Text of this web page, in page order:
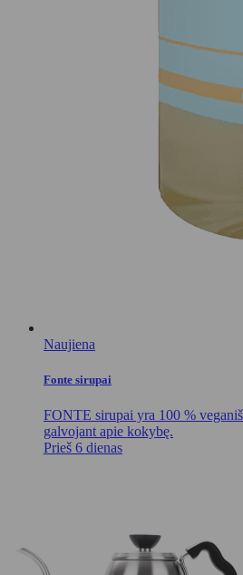
Naujiena
Fonte sirupai
FONTE sirupai yra 100 %
galvojant apie kokybę.
Prieš 6 dienas